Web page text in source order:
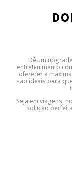
Itautec
Lenovo
Toshiba
Toshiba
DDR4
Caddy para SSD
Limpa Telas
Dê um
entretenimento
oferecer a
são ideais para
Seja em viagens,
solução